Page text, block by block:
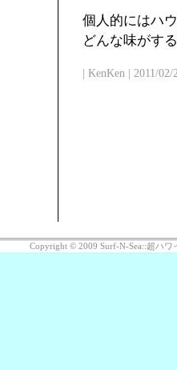
個人的にはハ
どんな味がす
| KenKen | 2011/
Copyright © 2009 Surf-N-Sea::超ハワ